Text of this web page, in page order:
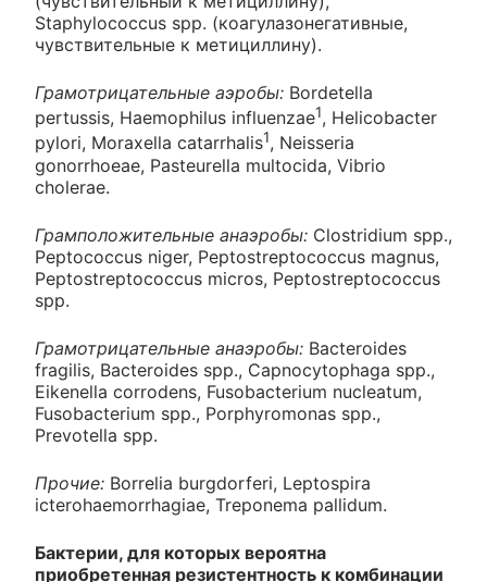
Staphylococcus spp. (коагулазонегативные,
чувствительные к метициллину).
Грамотрицательные аэробы: Bordetella
pertussis, Haemophilus influenzae1, Helicobacter
pylori, Moraxella catarrhalis1, Neisseria
gonorrhoeae, Pasteurella multocida, Vibrio
cholerae.
Грамположительные анаэробы: Clostridium spp.,
Peptococcus niger, Peptostreptococcus magnus,
Peptostreptococcus micros, Peptostreptococcus
spp.
Грамотрицательные анаэробы: Bacteroides
fragilis, Bacteroides spp., Capnocytophaga spp.,
Eikenella corrodens, Fusobacterium nucleatum,
Fusobacterium spp., Porphyromonas spp.,
Prevotella spp.
Прочие: Borrelia burgdorferi, Leptospira
icterohaemorrhagiae, Treponema pallidum.
Бактерии, для которых вероятна
приобретенная резистентность к комбинации